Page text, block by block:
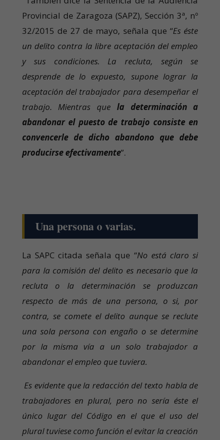
Provincial de Zaragoza (SAPZ), Sección 3ª, nº
32/2015 de 27 de mayo, señala que “Es éste
un delito contra la libre aceptación del empleo
y sus condiciones. La recluta, según se
desprende de lo expuesto, supone lograr la
aceptación del trabajador para desempeñar el
trabajo. Mientras que la determinación a
abandonar el puesto de trabajo consiste en
convencerle de dicho abandono que debe
producirse efectivamente”.
Una persona o varias.
La SAPC citada señala que “No está claro si
para la comisión del delito es necesario que la
recluta o la determinación se produzcan
respecto de más de una persona, o si, por
contra, se comete el delito aunque se reclute
una sola persona con engaño o se determine
por la misma vía a un solo trabajador a
abandonar el empleo que tuviera.
Es evidente que la redacción del texto habla de
trabajadores en plural, pero no sería éste el
único lugar del Código en el que el uso del
plural tuviese como función el evitar la creación